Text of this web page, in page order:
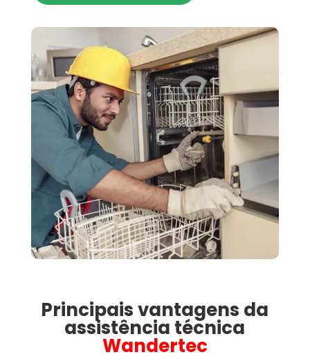
Principais vantagens da
assistência técnica
Wandertec